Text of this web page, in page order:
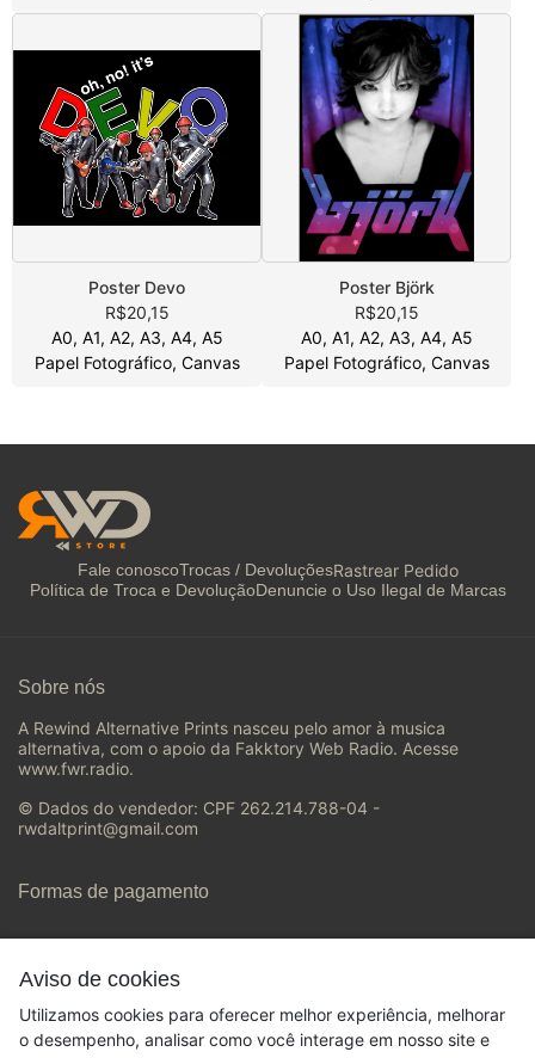
Poster Devo
R$20,15
A0, A1, A2, A3, A4, A5
Papel Fotográfico, Canvas
Poster Björk
R$20,15
A0, A1, A2, A3, A4, A5
Papel Fotográfico, Canvas
Aviso de cookies
Utilizamos cookies para oferecer melhor experiência, melhorar
o desempenho, analisar como você interage em nosso site e
Fale conoscoTrocas / DevoluçõesRastrear Pedido
Política de Troca e DevoluçãoDenuncie o Uso Ilegal de Marcas
Sobre nós
A Rewind Alternative Prints nasceu pelo amor à musica
alternativa, com o apoio da Fakktory Web Radio. Acesse
www.fwr.radio.
© Dados do vendedor: CPF 262.214.788-04 -
rwdaltprint@gmail.com
Formas de pagamento